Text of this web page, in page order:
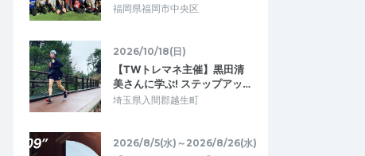
福岡県福岡市中央区
2026/10/18(日)
【TWトレマネ主催】黒田清
美さんに学ぶ! ステップアッ…
埼玉県入間郡越生町
2026/8/5(水)～2026/8/26(水)